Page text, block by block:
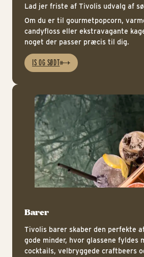
Lad jer friste af Tivolis udvalg af
Om du er til gourmetpopcorn,
candyfloss eller ekstravagante
noget der passer præcis til dig.
IS OG SØDT
Barer
Tivolis barer skaber den perfekte
gode minder, hvor glassene fyldes
cocktails, velbryggede craftbeers